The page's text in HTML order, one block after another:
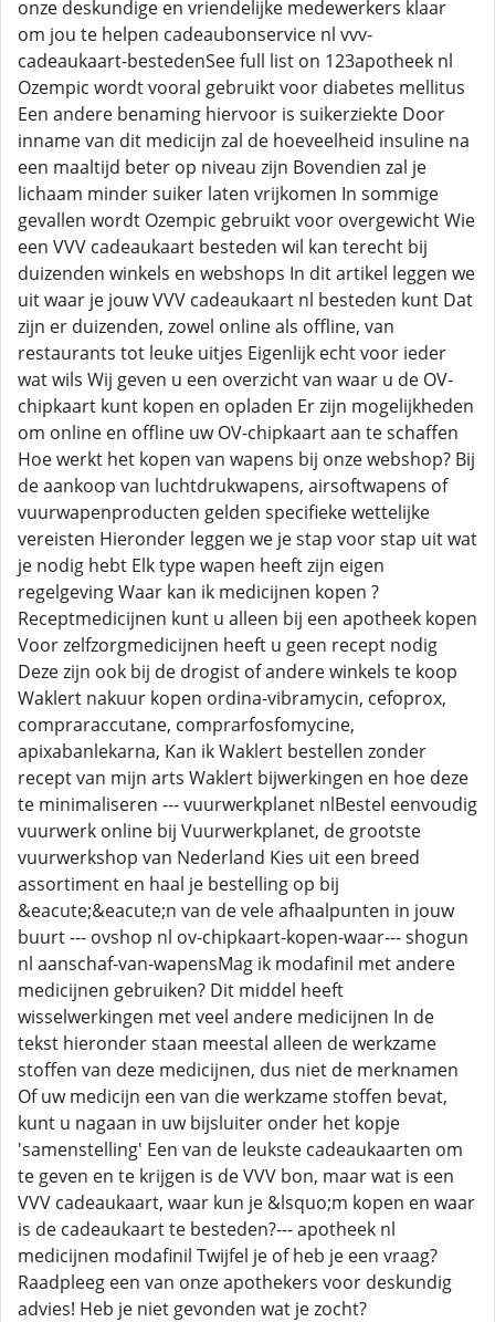
onze deskundige en vriendelijke medewerkers klaar
om jou te helpen cadeaubonservice nl vvv-
cadeaukaart-bestedenSee full list on 123apotheek nl
Ozempic wordt vooral gebruikt voor diabetes mellitus
Een andere benaming hiervoor is suikerziekte Door
inname van dit medicijn zal de hoeveelheid insuline na
een maaltijd beter op niveau zijn Bovendien zal je
lichaam minder suiker laten vrijkomen In sommige
gevallen wordt Ozempic gebruikt voor overgewicht Wie
een VVV cadeaukaart besteden wil kan terecht bij
duizenden winkels en webshops In dit artikel leggen we
uit waar je jouw VVV cadeaukaart nl besteden kunt Dat
zijn er duizenden, zowel online als offline, van
restaurants tot leuke uitjes Eigenlijk echt voor ieder
wat wils Wij geven u een overzicht van waar u de OV-
chipkaart kunt kopen en opladen Er zijn mogelijkheden
om online en offline uw OV-chipkaart aan te schaffen
Hoe werkt het kopen van wapens bij onze webshop? Bij
de aankoop van luchtdrukwapens, airsoftwapens of
vuurwapenproducten gelden specifieke wettelijke
vereisten Hieronder leggen we je stap voor stap uit wat
je nodig hebt Elk type wapen heeft zijn eigen
regelgeving Waar kan ik medicijnen kopen ?
Receptmedicijnen kunt u alleen bij een apotheek kopen
Voor zelfzorgmedicijnen heeft u geen recept nodig
Deze zijn ook bij de drogist of andere winkels te koop
Waklert nakuur kopen ordina-vibramycin, cefoprox,
compraraccutane, comprarfosfomycine,
apixabanlekarna, Kan ik Waklert bestellen zonder
recept van mijn arts Waklert bijwerkingen en hoe deze
te minimaliseren --- vuurwerkplanet nlBestel eenvoudig
vuurwerk online bij Vuurwerkplanet, de grootste
vuurwerkshop van Nederland Kies uit een breed
assortiment en haal je bestelling op bij
&eacute;&eacute;n van de vele afhaalpunten in jouw
buurt --- ovshop nl ov-chipkaart-kopen-waar--- shogun
nl aanschaf-van-wapensMag ik modafinil met andere
medicijnen gebruiken? Dit middel heeft
wisselwerkingen met veel andere medicijnen In de
tekst hieronder staan meestal alleen de werkzame
stoffen van deze medicijnen, dus niet de merknamen
Of uw medicijn een van die werkzame stoffen bevat,
kunt u nagaan in uw bijsluiter onder het kopje
'samenstelling' Een van de leukste cadeaukaarten om
te geven en te krijgen is de VVV bon, maar wat is een
VVV cadeaukaart, waar kun je &lsquo;m kopen en waar
is de cadeaukaart te besteden?--- apotheek nl
medicijnen modafinil Twijfel je of heb je een vraag?
Raadpleeg een van onze apothekers voor deskundig
advies! Heb je niet gevonden wat je zocht?